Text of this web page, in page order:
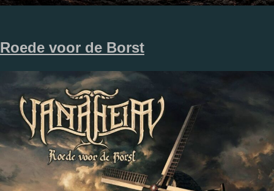
Roede voor de Borst